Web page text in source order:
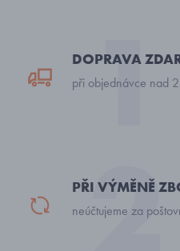
DOPRAVA
při objednávce nad
PŘI VÝMĚNĚ
neúčtujeme za